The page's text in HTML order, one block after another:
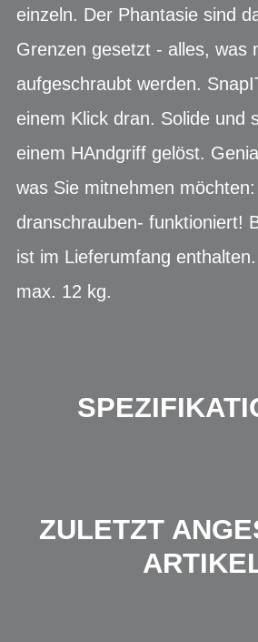
einzeln. Der Phantasie sind
Grenzen gesetzt - alles, was
aufgeschraubt werden.
einem Klick dran. Solide und
einem HAndgriff gelöst.
was Sie mitnehmen
dranschrauben- funktioniert!
ist im Lieferumfang
max. 12 kg.
ZULETZT